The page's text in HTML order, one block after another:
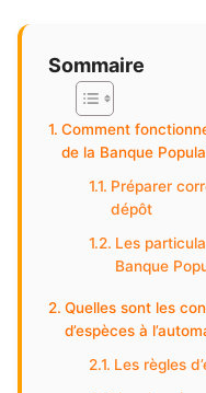
Sommaire
Comment
de la Banque
Préparer
dépôt
Les
Banque
Quelles sont les
d’espèces à
Les règles